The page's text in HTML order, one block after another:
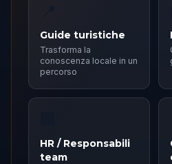
Guide turistiche
Trasforma la
conoscenza locale in un
percorso
HR / Responsabili
team